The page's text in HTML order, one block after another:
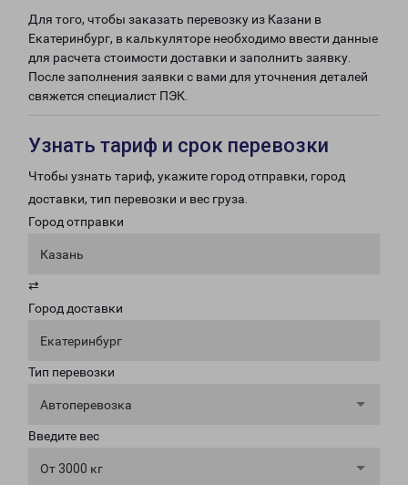
Для того, чтобы заказать перевозку из Казани в
Екатеринбург, в калькуляторе необходимо ввести данные
для расчета стоимости доставки и заполнить заявку.
После заполнения заявки с вами для уточнения деталей
свяжется специалист ПЭК.
Узнать тариф и срок перевозки
Чтобы узнать тариф, укажите город отправки, город
доставки, тип перевозки и вес груза.
Город отправки
Казань
⇄
Город доставки
Екатеринбург
Тип перевозки
Автоперевозка
Введите вес
От 3000 кг